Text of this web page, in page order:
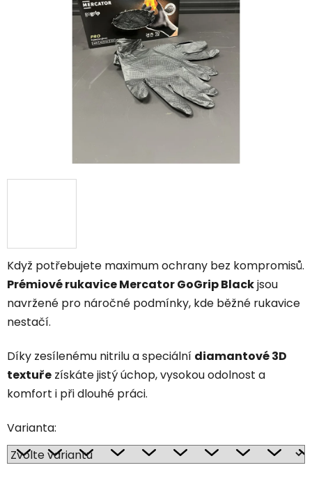
Když potřebujete maximum ochrany bez kompromisů.
Prémiové rukavice Mercator GoGrip Blackjsou
navržené pro náročné podmínky, kde běžné rukavice
nestačí.
Díky zesílenému nitrilu a speciální diamantové 3D
textuře získáte jistý úchop, vysokou odolnost a
komfort i při dlouhé práci.
Varianta: